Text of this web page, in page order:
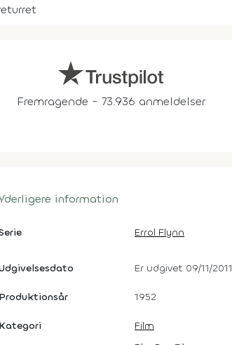
Fremragende - 73.936 anmeldelser
information
Errol Flynn
Er udgivet 09/11/2011
Produktionsår 1952
Kategori
Film